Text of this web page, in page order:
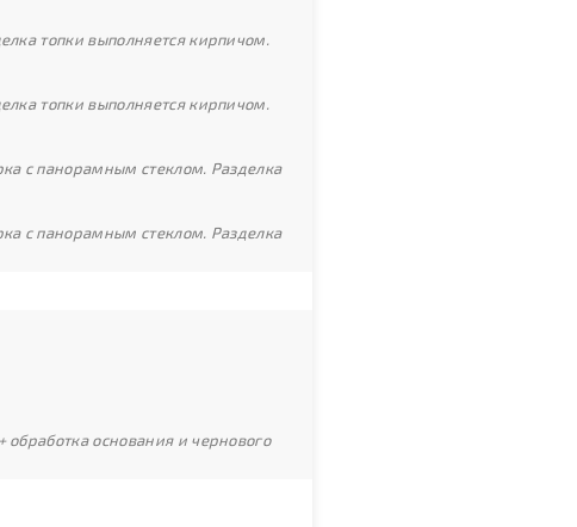
топки выполняется кирпичом.
топки выполняется кирпичом.
с панорамным стеклом. Разделка
с панорамным стеклом. Разделка
основания и чернового